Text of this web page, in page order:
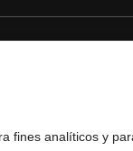
fines analíticos y